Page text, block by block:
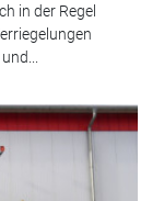
in der Regel